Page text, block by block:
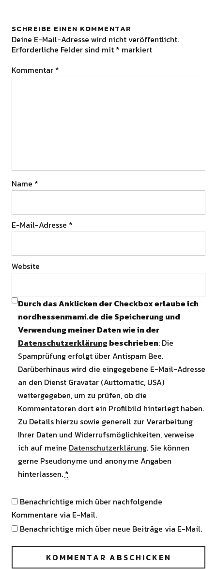
SCHREIBE EINEN KOMMENTAR
Deine E-Mail-Adresse wird nicht veröffentlicht.
Erforderliche Felder sind mit * markiert
Kommentar *
Name *
E-Mail-Adresse *
Website
Durch das Anklicken der Checkbox erlaube ich
nordhessenmami.de die Speicherung und
Verwendung meiner Daten wie in der
Datenschutzerklärung beschrieben: Die
Spamprüfung erfolgt über Antispam Bee.
Darüberhinaus wird die eingegebene E-Mail-Adresse
an den Dienst Gravatar (Auttomatic, USA)
weitergegeben, um zu prüfen, ob die
Kommentatoren dort ein Profilbild hinterlegt haben.
Zu Details hierzu sowie generell zur Verarbeitung
Ihrer Daten und Widerrufsmöglichkeiten, verweise
ich auf meine Datenschutzerklärung. Sie können
gerne Pseudonyme und anonyme Angaben
hinterlassen. *
Benachrichtige mich über nachfolgende
Kommentare via E-Mail.
Benachrichtige mich über neue Beiträge via E-Mail.